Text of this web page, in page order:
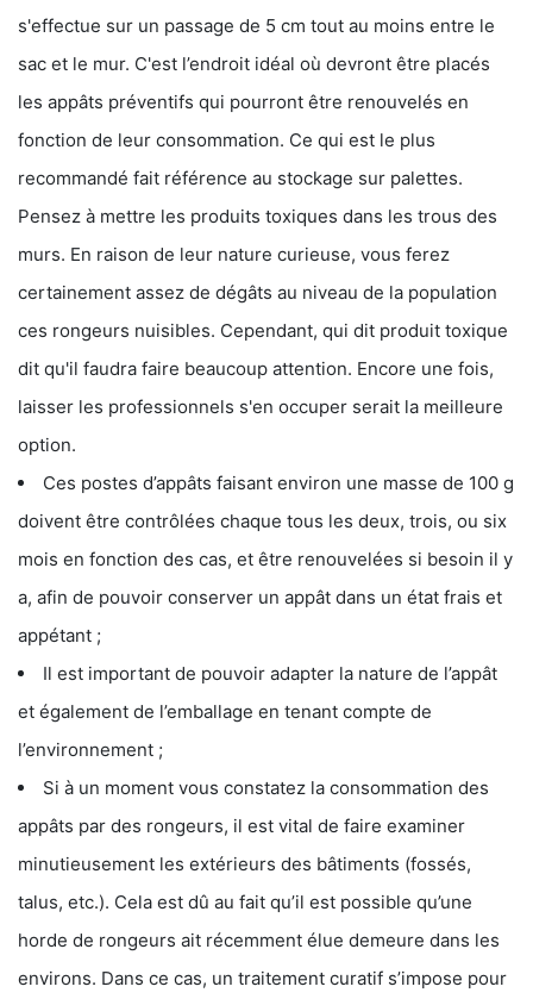
s'effectue sur un passage de 5 cm tout au moins entre le
sac et le mur. C'est l’endroit idéal où devront être placés
les appâts préventifs qui pourront être renouvelés en
fonction de leur consommation. Ce qui est le plus
recommandé fait référence au stockage sur palettes.
Pensez à mettre les produits toxiques dans les trous des
murs. En raison de leur nature curieuse, vous ferez
certainement assez de dégâts au niveau de la population
ces rongeurs nuisibles. Cependant, qui dit produit toxique
dit qu'il faudra faire beaucoup attention. Encore une fois,
laisser les professionnels s'en occuper serait la meilleure
option.
Ces postes d’appâts faisant environ une masse de 100 g
doivent être contrôlées chaque tous les deux, trois, ou six
mois en fonction des cas, et être renouvelées si besoin il y
a, afin de pouvoir conserver un appât dans un état frais et
appétant ;
Il est important de pouvoir adapter la nature de l’appât
et également de l’emballage en tenant compte de
l’environnement ;
Si à un moment vous constatez la consommation des
appâts par des rongeurs, il est vital de faire examiner
minutieusement les extérieurs des bâtiments (fossés,
talus, etc.). Cela est dû au fait qu’il est possible qu’une
horde de rongeurs ait récemment élue demeure dans les
environs. Dans ce cas, un traitement curatif s’impose pour